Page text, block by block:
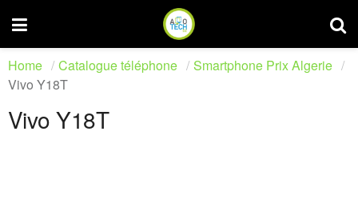
Home Catalogue téléphone
Smartphone Prix Algerie
Vivo Y18T
Vivo Y18T